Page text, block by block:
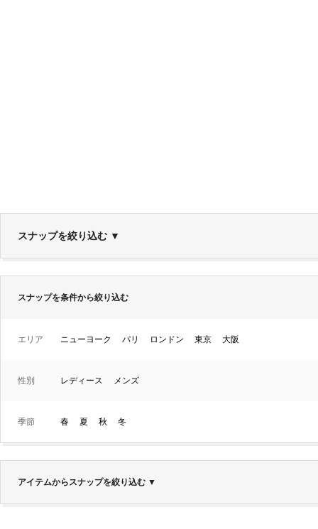
スナップを絞り込む ▼
スナップを条件から絞り込む
エリア ニューヨーク パリ ロンドン 東京 大阪
性別 レディース メンズ
季節 春 夏 秋 冬
アイテムからスナップを絞り込む ▼